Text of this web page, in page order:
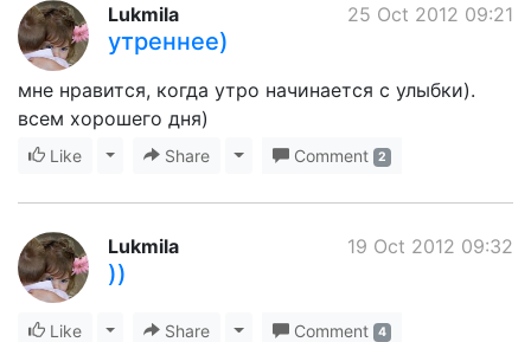
25 Oct 2012 09:21
Lukmila
утреннее)
мне нравится, когда утро начинается с улыбки).
всем хорошего дня)
Like Toggle Dropdown
Share Toggle Dropdown
Comment 2
19 Oct 2012 09:32
Lukmila
))
Like Toggle Dropdown
Share Toggle Dropdown
Comment 4